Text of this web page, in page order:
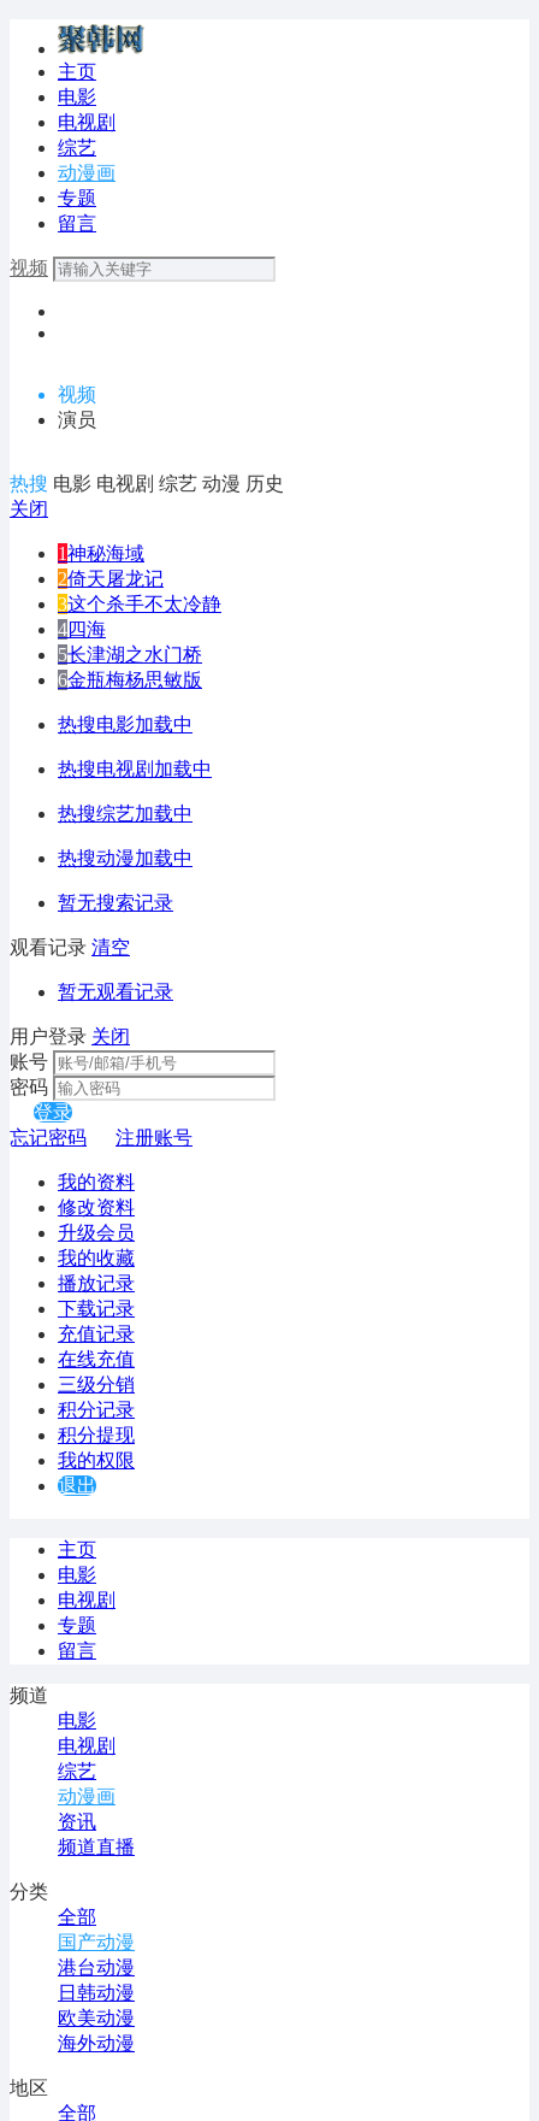
主页
电影
电视剧
综艺
动漫画
专题
留言
视频
视频
演员
热搜 电影 电视剧 综艺 动漫 历史
关闭
1神秘海域
2倚天屠龙记
3这个杀手不太冷静
4四海
5长津湖之水门桥
6金瓶梅杨思敏版
热搜电影加载中
热搜电视剧加载中
热搜综艺加载中
热搜动漫加载中
暂无搜索记录
观看记录 清空
暂无观看记录
用户登录 关闭
账号
密码
登录
忘记密码
注册账号
我的资料
修改资料
升级会员
我的收藏
播放记录
下载记录
充值记录
在线充值
三级分销
积分记录
积分提现
我的权限
退出
主页
电影
电视剧
专题
留言
频道
电影
电视剧
综艺
动漫画
资讯
频道直播
分类
全部
国产动漫
港台动漫
日韩动漫
欧美动漫
海外动漫
地区
全部